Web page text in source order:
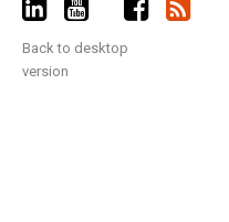
Back to desktop
version